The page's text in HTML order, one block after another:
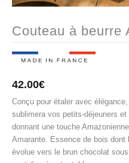
Couteau à beurre
42.00€
Conçu pour étaler avec
sublimera vos petits-déjeuners
donnant une touche
Amarante. Essence de bois
évolue vers le brun chocolat